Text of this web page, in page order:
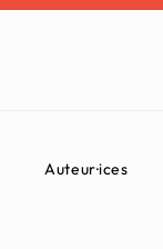
Auteur·ices